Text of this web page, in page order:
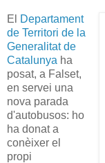
El
Departament
de Territori de la
Generalitat de
Catalunya ha
posat, a Falset,
en servei una
nova parada
d'autobusos: ho
ha donat a
conèixer el
propi